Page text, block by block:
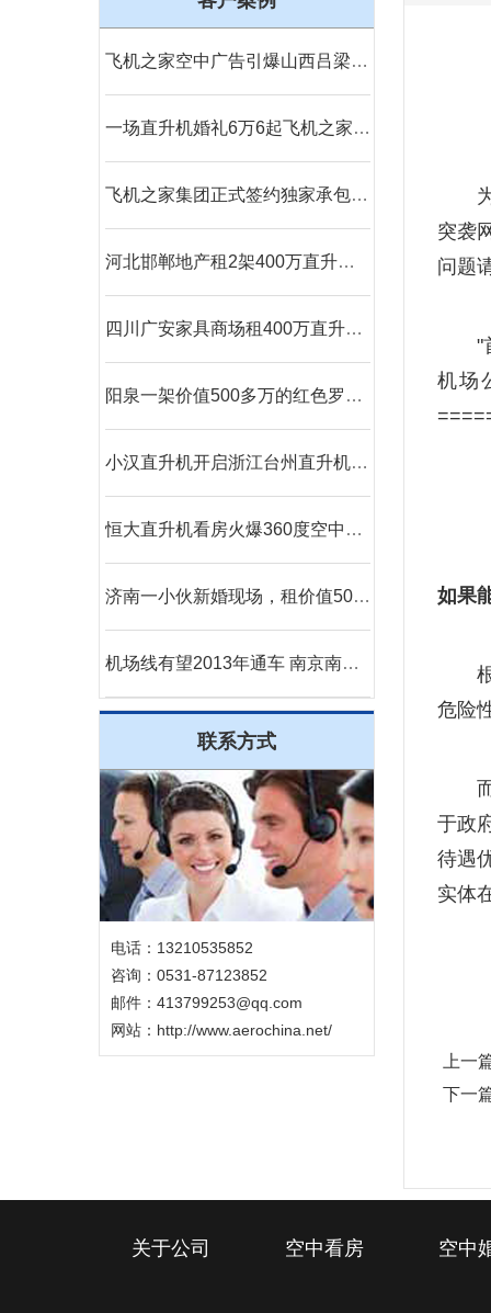
飞机之家空中广告引爆山西吕梁中阳县上空
一场直升机婚礼6万6起飞机之家接60多场空中婚礼
飞机之家集团正式签约独家承包运营新疆玉其塔什景区，打造低空旅游新标杆！
河北邯郸地产租2架400万直升机空中看房
四川广安家具商场租400万直升机国庆庆典
阳泉一架价值500多万的红色罗宾逊直升机开展静展活动
小汉直升机开启浙江台州直升机飞行开业庆典
恒大直升机看房火爆360度空中看房新体验
济南一小伙新婚现场，租价值500多万的直升机助阵
机场线有望2013年通车 南京南站到机场20分钟
联系方式
电话：13210535852
咨询：0531-87123852
邮件：413799253@qq.com
网站： http://www.aerochina.net/
突袭
问题
"
机场
如果
危险
于政
待遇
实体
上一
下一
关于公司 空中看房 空中